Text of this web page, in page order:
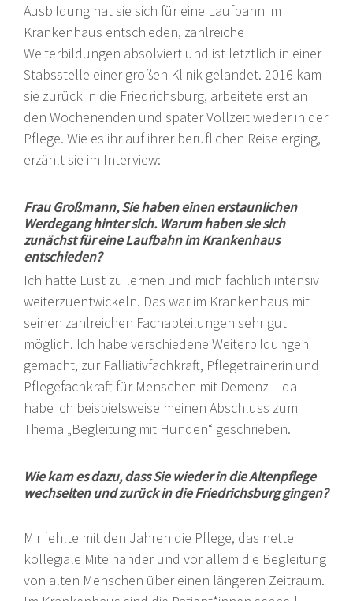
Ausbildung hat sie sich für eine Laufbahn im
Krankenhaus entschieden, zahlreiche
Weiterbildungen absolviert und ist letztlich in einer
Stabsstelle einer großen Klinik gelandet. 2016 kam
sie zurück in die Friedrichsburg, arbeitete erst an
den Wochenenden und später Vollzeit wieder in der
Pflege. Wie es ihr auf ihrer beruflichen Reise erging,
erzählt sie im Interview:
Frau Großmann, Sie haben einen erstaunlichen
Werdegang hinter sich. Warum haben sie sich
zunächst für eine Laufbahn im Krankenhaus
entschieden?
Ich hatte Lust zu lernen und mich fachlich intensiv
weiterzuentwickeln. Das war im Krankenhaus mit
seinen zahlreichen Fachabteilungen sehr gut
möglich. Ich habe verschiedene Weiterbildungen
gemacht, zur Palliativfachkraft, Pflegetrainerin und
Pflegefachkraft für Menschen mit Demenz – da
habe ich beispielsweise meinen Abschluss zum
Thema „Begleitung mit Hunden“ geschrieben.
Wie kam es dazu, dass Sie wieder in die Altenpflege
wechselten und zurück in die Friedrichsburg gingen?
Mir fehlte mit den Jahren die Pflege, das nette
kollegiale Miteinander und vor allem die Begleitung
von alten Menschen über einen längeren Zeitraum.